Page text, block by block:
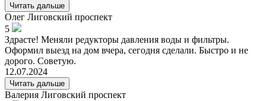
Читать дальше
Олег Лиговский проспект
5
Здрасте! Меняли редукторы давления воды и фильтры.
Оформил выезд на дом вчера, сегодня сделали. Быстро и не
дорого. Советую.
12.07.2024
Читать дальше
Валерия Лиговский проспект